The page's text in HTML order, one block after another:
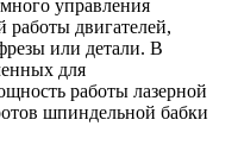
управления
работы двигателей,
или детали. В
для
работы лазерной
шпиндельной бабки